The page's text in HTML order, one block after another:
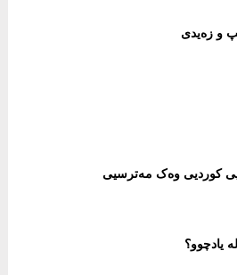
و زەیدی
کوردیی وەک مەترسیی
یادچوو؟